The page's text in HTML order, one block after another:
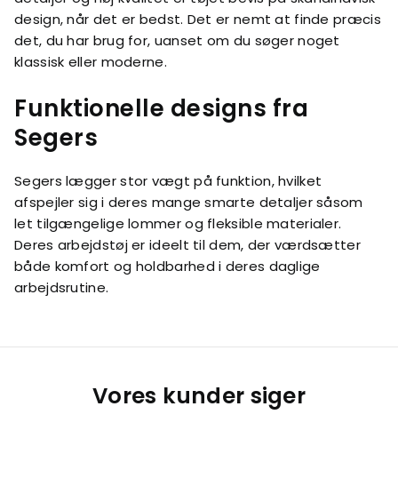
design, når det er bedst. Det er nemt at finde præcis
det, du har brug for, uanset om du søger noget
klassisk eller moderne.
Funktionelle designs fra
Segers
Segers lægger stor vægt på funktion, hvilket
afspejler sig i deres mange smarte detaljer såsom
let tilgængelige lommer og fleksible materialer.
Deres arbejdstøj er ideelt til dem, der værdsætter
både komfort og holdbarhed i deres daglige
arbejdsrutine.
Vores kunder siger